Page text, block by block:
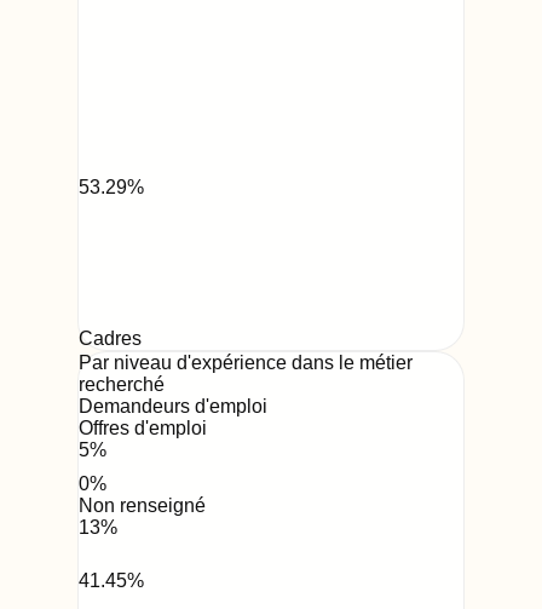
53.29%
Cadres
Par niveau d'expérience dans le métier
recherché
Demandeurs d'emploi
Offres d'emploi
5%
0%
Non renseigné
13%
41.45%